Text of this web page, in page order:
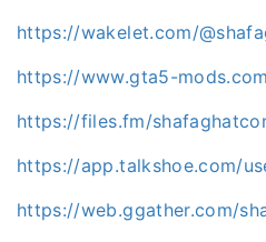
https://wakelet.com/
https://www.gta5-
https://files.fm/
https://app.talkshoe.com/
https://web.ggather.com/